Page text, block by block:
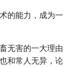
的能力，成为一
无害的一大理由
和常人无异，论